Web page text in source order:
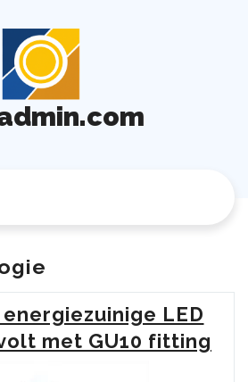
LED
met GU10 fitting